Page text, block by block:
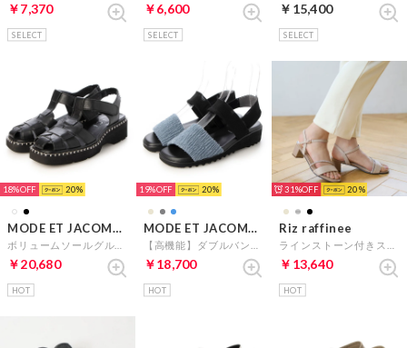
￥7,370
SELECT
￥6,600
SELECT
￥15,400
SELECT
18% 20
MODE ET JACOMO D'ICI
￥20,680
HOT
19% 20
MODE ET JACOMO D'ICI
￥18,700
HOT
31% 20
Riz raffinee
￥13,640
HOT